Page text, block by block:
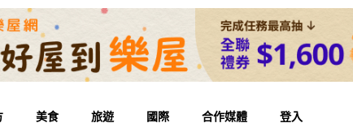
美食 旅遊 國際 合作媒體 登入